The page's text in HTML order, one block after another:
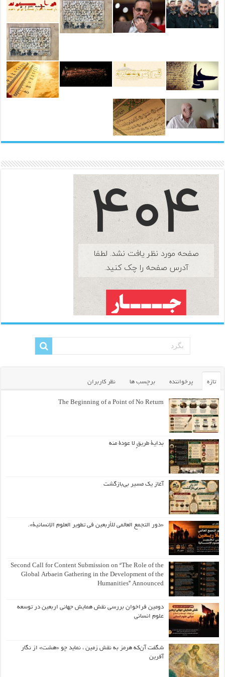
تازه پرخواننده برچسب ها نظر کاربران
The Beginning of a Point of No Return
بداية طريقٍ لا عودة منه
آغاز یک مسیر بی‌بازگشت
«دور التجمع العالمي للأربعين في تطوير العلوم الإنسانية».
Second Call for Content Submission on “The Role of the
Global Arbaein Gathering in the Development of the
Humanities” Announced
دومین فراخوان بررسی نقش همایش جهانی اربعین در توسعه
علوم انسانی
شگفت آن‌که هرمز به نقش زمین ، نماید چو «هشت» از نگار
آفرین